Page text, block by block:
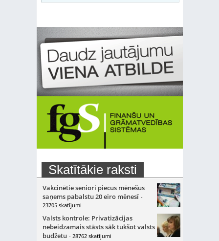
Skatītākie raksti
Vakcinētie seniori piecus mēnešus
saņems pabalstu 20 eiro mēnesī -
23705 skatījumi
Valsts kontrole: Privatizācijas
nebeidzamais stāsts sāk tukšot valsts
budžetu - 28762 skatījumi